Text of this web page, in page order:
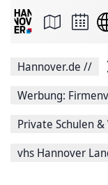
Seite
Facebook
teilen
Seitenlink
Seite
Hannover.de //
Werbung:
Private Schulen
vhs Hannover